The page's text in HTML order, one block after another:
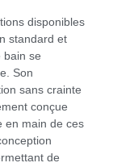
disponibles
standard et
bain se
Son
sans crainte
conçue
en main de ces
de